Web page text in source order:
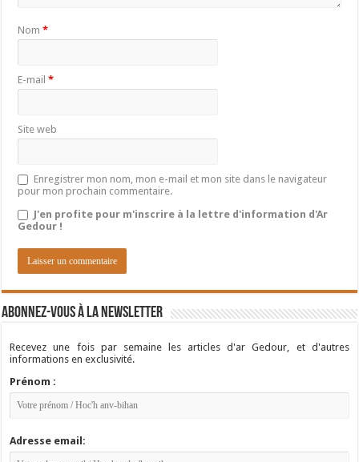
Nom*
E-mail*
Site web
Enregistrer mon nom, mon e-mail et mon site dans le navigateur
pour mon prochain commentaire.
J'en profite pour m'inscrire à la lettre d'information d'Ar
Gedour !
Abonnez-vous à la newsletter
Recevez une fois par semaine les articles d'ar Gedour, et d'autres
informations en exclusivité.
Prénom :
Adresse email: